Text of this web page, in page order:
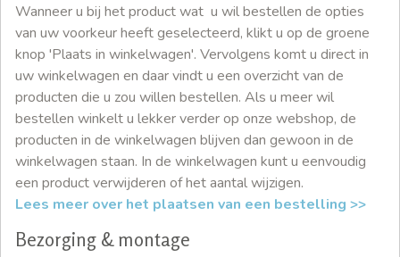
Wanneer u bij het product wat u wil bestellen de opties
van uw voorkeur heeft geselecteerd, klikt u op de groene
knop 'Plaats in winkelwagen'. Vervolgens komt u direct in
uw winkelwagen en daar vindt u een overzicht van de
producten die u zou willen bestellen. Als u meer wil
bestellen winkelt u lekker verder op onze webshop, de
producten in de winkelwagen blijven dan gewoon in de
winkelwagen staan. In de winkelwagen kunt u eenvoudig
een product verwijderen of het aantal wijzigen.
Lees meer over het plaatsen van een bestelling >>
Bezorging & montage